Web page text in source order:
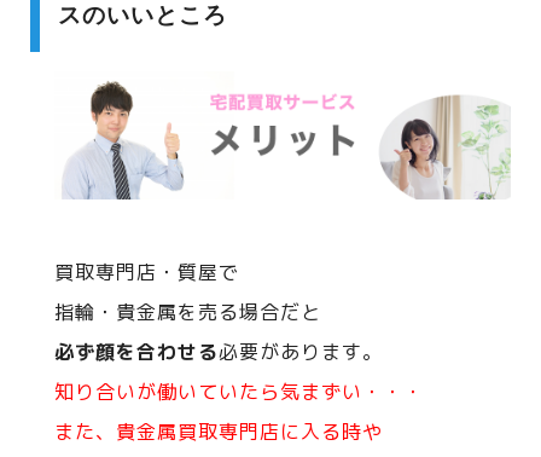
スのいいところ
買取専門店・質屋で
指輪・貴金属を売る場合だと
必ず顔を合わせる必要があります。
知り合いが働いていたら気まずい・・・
また、貴金属買取専門店に入る時や